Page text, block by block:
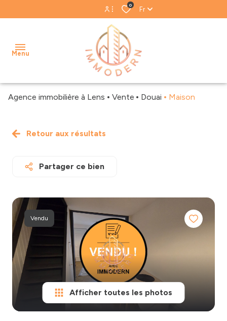
Espace propriétaire
Espace gestion
0
Fr
Menu
estimer
locative
biens
vendus
& loués
Biens
notre
agence
Notre
clients
Blog
Nos
honoraires
Contact
Agence immobilière à Lens Vente Douai Maison
Retour aux résultats
Partager ce bien
Vendu
Afficher toutes les photos